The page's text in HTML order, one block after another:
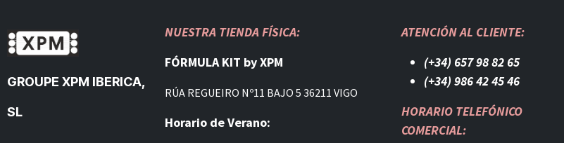
GROUPE XPM IBERICA,
SL
NUESTRA TIENDA FÍSICA:
FÓRMULA KIT by XPM
RÚA REGUEIRO Nº11 BAJO 5 36211 VIGO
Horario de Verano:
ATENCIÓN AL CLIENTE:
(+34) 657 98 82 65
(+34) 986 42 45 46​
HORARIO TELEFÓNICO
COMERCIAL: